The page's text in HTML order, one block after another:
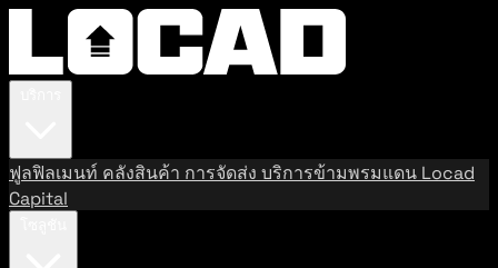
ฟูลฟิลเมนท์ คลังสินค้า การจัดส่ง บริการข้ามพรมแดน Locad
Capital